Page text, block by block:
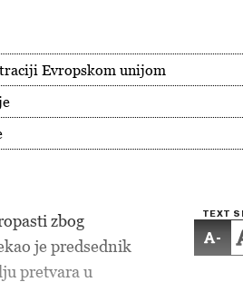
Evropskom unijom
TEXT
-
zbog
je predsednik
pretvara u